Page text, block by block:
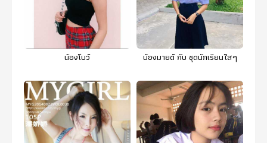
น้องโบว์ น้องมายด์ กับ ชุดนักเรียนใสๆ